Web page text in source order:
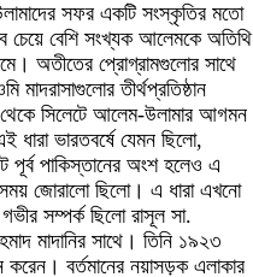
সফর একটি সংস্কৃতির মতো
বেশি সংখ্যক আলেমকে অতিথি
অতীতের প্রোগ্রামগুলোর সাথে
মাদরাসাগুলোর তীর্থপ্রতিষ্ঠান
সিলেটে আলেম-উলামার আগমন
ধারা ভারতবর্ষে যেমন ছিলো,
পাকিস্তানের অংশ হলেও এ
জোরালো ছিলো। এ ধারা এখনো
সম্পর্ক ছিলো রাসূল সা.
মাদানির সাথে। তিনি ১৯২৩
বর্তমানের নয়াসড়ক এলাকার